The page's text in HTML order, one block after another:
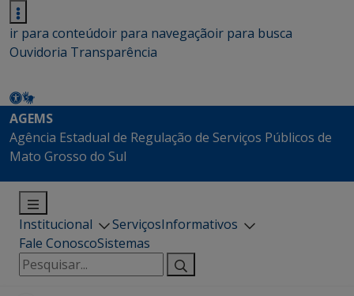
ir para conteúdoir para navegaçãoir para busca
Ouvidoria Transparência
AGEMS
Agência Estadual de Regulação de Serviços Públicos de
Mato Grosso do Sul
Institucional ServiçosInformativos
Fale ConoscoSistemas
Pesquisar
por: